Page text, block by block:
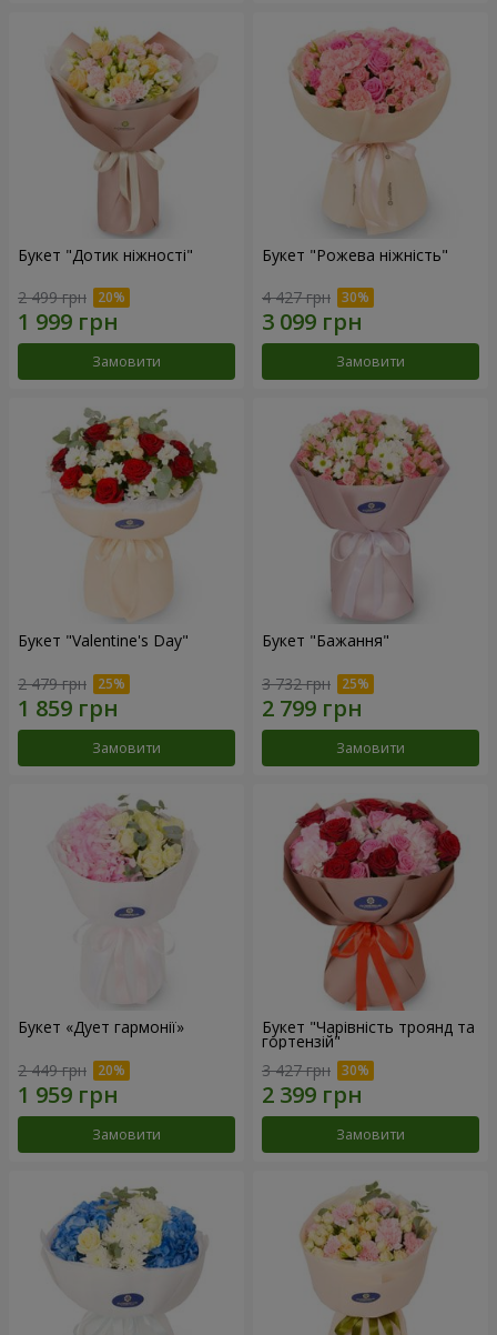
Букет "Дотик ніжності"
2 499 грн
Замовити
Букет "Рожева ніжність"
4 427 грн
Замовити
Букет "Valentine's Day"
2 479 грн
Замовити
Букет "Бажання"
3 732 грн
Замовити
Букет «Дует гармонії»
2 449 грн
Замовити
Букет "Чарівність троянд та
гортензій"
3 427 грн
Замовити